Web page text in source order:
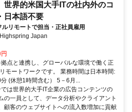
世界的米国大手ITの社内外のコ
日本語不要
リモートで担当・正社員雇用
Japan
点と連携し、グローバルな環境で働く正
モートワークです。 業務時間は日本時間:
(休憩1時間含む） 5－6月...
は世界的大手IT企業の広告コンテンツの
の一員として、データ分析やクライアント
顧客のウェブサイトへの流入数増加に貢献